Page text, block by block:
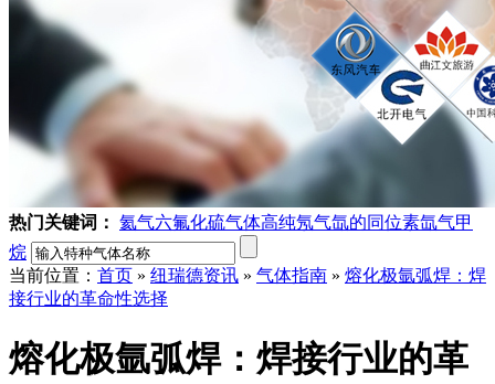
热门关键词： 氦气六氟化硫气体高纯氖气氙的同位素氙气甲
烷
当前位置： 首页 » 纽瑞德资讯 » 气体指南 » 熔化极氩弧焊：焊
接行业的革命性选择
熔化极氩弧焊：焊接行业的革